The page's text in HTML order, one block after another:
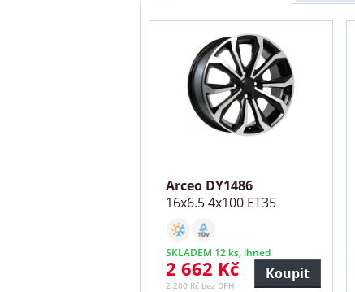
Arceo DY1486
16x6.5 4x100 ET35
SKLADEM 12 ks, ihned
2 662 Kč
2 200 Kč bez DPH
Koupit